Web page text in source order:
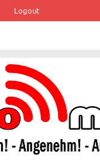
Logout